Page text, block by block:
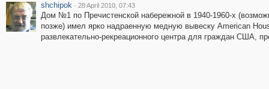
shchipok · 28 April 2010, 07:43
Дом №1 по Пречистенской набережной в 1940-1960-х
позже) имел ярко надраенную медную вывеску American
развлекательно-рекреационного центра для граждан США,